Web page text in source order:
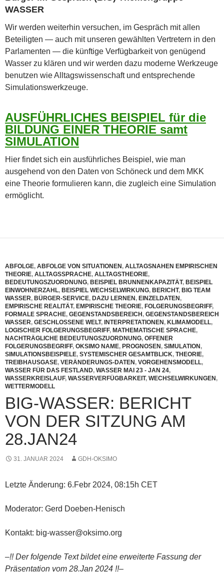
WASSER
Wir werden weiterhin versuchen, im Gespräch mit allen
Beteiligten — auch mit unseren gewählten Vertretern in den
Parlamenten — die künftige Verfügbarkeit von genügend
Wasser zu klären und wir werden dazu moderne Werkzeuge
benutzen wie Alltagswissenschaft und entsprechende
Simulationswerkzeuge.
AUSFÜHRLICHES BEISPIEL für die
BILDUNG EINER THEORIE samt
SIMULATION
Hier findet sich ein ausführliches Beispiel, wie man
ausgehend von den Daten von Schöneck und dem MKK
eine Theorie formulieren kann, die zugleich eine Simulation
ermöglicht.
ABFOLGE, ABFOLGE VON SITUATIONEN, ALLTAGSNAHEN EMPIRISCHEN
THEORIE, ALLTAGSSPRACHE, ALLTAGSTHEORIE,
BEDEUTUNGSZUORDNUNG, BEISPIEL BRUNNENKAPAZITÄT, BEISPIEL
EINWOHNERZAHL, BEISPIEL WECHSELWIRKUNG, BERICHT, BIG TEAM
WASSER, BÜRGER-SERVICE, DAZU LERNEN, EINZELDATEN,
EMPIRISCHE REALITÄT, EMPIRISCHE THEORIE, FOLGERUNGSBEGRIFF,
FORMALE SPRACHE, GEGENSTANDSBEREICH, GEGENSTANDSBEREICH
WASSER, GESCHLOSSENE WELT, INTERPRETATIONEN, KLIMAMODELL,
LOGISCHER FOLGERUNGSBEGRIFF, MATHEMATISCHE SPRACHE,
NACHTRÄGLICHE BEDEUTUNGSZUORDNUNG, OFFENER
FOLGERUNGSBEGRIFF, OKSIMO NAME, PROGNOSEN, SIMULATION,
SIMULATIONSBEISPIELE, SYSTEMISCHER GESAMTBLICK, THEORIE,
TREIBHAUSGASE, VERÄNDERUNGS-DATEN, VORGEHENSMODELL,
WASSER FÜR DAS FESTLAND, WASSER MAI 23 - JAN 24,
WASSERKREISLAUF, WASSERVERFÜGBARKEIT, WECHSELWIRKUNGEN,
WETTERMODELL
BIG-WASSER: BERICHT
VON DER SITZUNG AM
28.JAN24
31. JANUAR 2024 GDH-OKSIMO
Letzte Änderung: 6.Febr 2024, 08:15h CET
Moderator: Gerd Doeben-Henisch
Kontakt: big-wasser@oksimo.org
–!! Der folgende Text bildet eine erweiterte Fassung der
Präsentation vom 28.Jan 2024 !!–